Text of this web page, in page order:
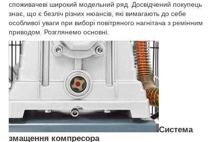
споживачеві широкий модельний ряд. Досвідчений покупець
знає, що є безліч різних нюансів, які вимагають до себе
особливої уваги при виборі повітряного нагнітача з ремінним
приводом. Розглянемо основні.
Система
змащення компресора